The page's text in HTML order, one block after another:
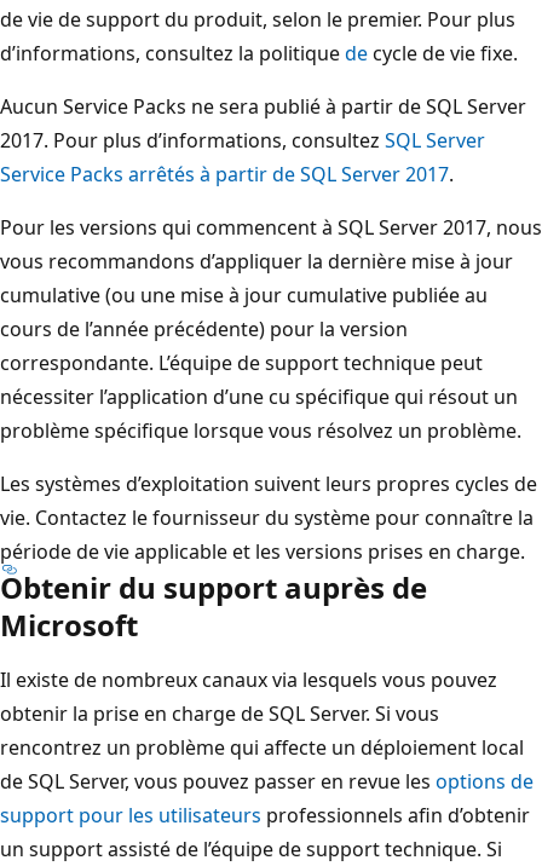
de vie de support du produit, selon le premier. Pour plus
d’informations, consultez la politiquedecycle de vie fixe.
Aucun Service Packs ne sera publié à partir de SQL Server
2017. Pour plus d’informations, consultez SQL Server
Service Packs arrêtés à partir de SQL Server 2017.
Pour les versions qui commencent à SQL Server 2017, nous
vous recommandons d’appliquer la dernière mise à jour
cumulative (ou une mise à jour cumulative publiée au
cours de l’année précédente) pour la version
correspondante. L’équipe de support technique peut
nécessiter l’application d’une cu spécifique qui résout un
problème spécifique lorsque vous résolvez un problème.
Les systèmes d’exploitation suivent leurs propres cycles de
vie. Contactez le fournisseur du système pour connaître la
période de vie applicable et les versions prises en charge.
Obtenir du support auprès de
Microsoft
Il existe de nombreux canaux via lesquels vous pouvez
obtenir la prise en charge de SQL Server. Si vous
rencontrez un problème qui affecte un déploiement local
de SQL Server, vous pouvez passer en revue les options de
support pour les utilisateurs professionnels afin d’obtenir
un support assisté de l’équipe de support technique. Si